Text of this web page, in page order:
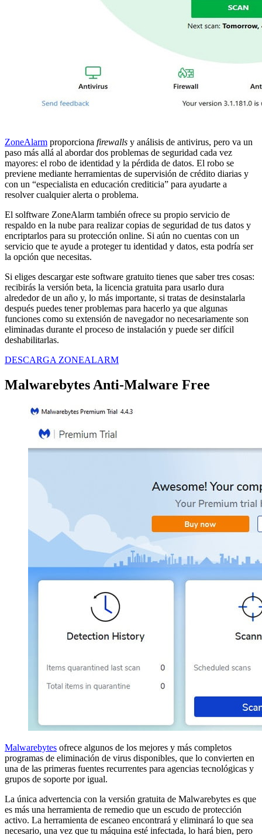
ZoneAlarm proporciona firewalls y análisis de antivirus, pero va un
paso más allá al abordar dos problemas de seguridad cada vez
mayores: el robo de identidad y la pérdida de datos. El robo se
previene mediante herramientas de supervisión de crédito diarias y
con un “especialista en educación crediticia” para ayudarte a
resolver cualquier alerta o problema.
El solftware ZoneAlarm también ofrece su propio servicio de
respaldo en la nube para realizar copias de seguridad de tus datos y
encriptarlos para su protección online. Si aún no cuentas con un
servicio que te ayude a proteger tu identidad y datos, esta podría ser
la opción que necesitas.
Si eliges descargar este software gratuito tienes que saber tres cosas:
recibirás la versión beta, la licencia gratuita para usarlo dura
alrededor de un año y, lo más importante, si tratas de desinstalarla
después puedes tener problemas para hacerlo ya que algunas
funciones como su extensión de navegador no necesariamente son
eliminadas durante el proceso de instalación y puede ser difícil
deshabilitarlas.
DESCARGA ZONEALARM
Malwarebytes Anti-Malware Free
Malwarebytes ofrece algunos de los mejores y más completos
programas de eliminación de virus disponibles, que lo convierten en
una de las primeras fuentes recurrentes para agencias tecnológicas y
grupos de soporte por igual.
La única advertencia con la versión gratuita de Malwarebytes es que
es más una herramienta de remedio que un escudo de protección
activo. La herramienta de escaneo encontrará y eliminará lo que sea
necesario, una vez que tu máquina esté infectada, lo hará bien, pero